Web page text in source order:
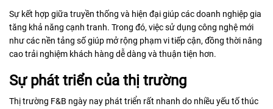
Sự kết hợp giữa truyền thống và hiện đại giúp các doanh nghiệp gia
tăng khả năng cạnh tranh. Trong đó, việc sử dụng công nghệ mới
như các nền tảng số giúp mở rộng phạm vi tiếp cận, đồng thời nâng
cao trải nghiệm khách hàng dễ dàng và thuận tiện hơn.
Sự phát triển của thị trường
Thị trường F&B ngày nay phát triển rất nhanh do nhiều yếu tố thúc